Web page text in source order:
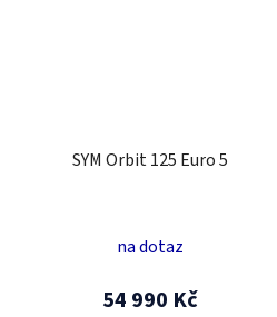
SYM Orbit 125 Euro 5
na dotaz
54 990 Kč